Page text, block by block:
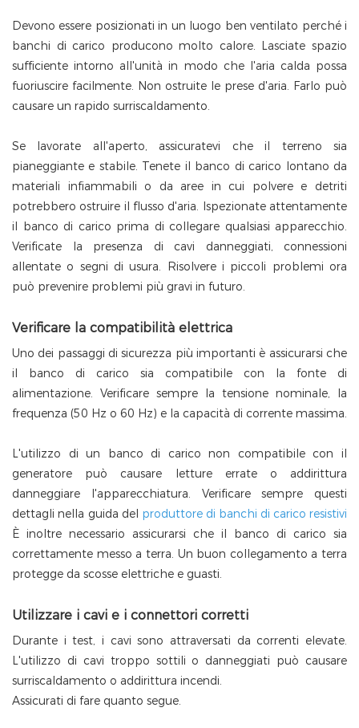
Devono essere posizionati in un luogo ben ventilato perché i
banchi di carico producono molto calore. Lasciate spazio
sufficiente intorno all'unità in modo che l'aria calda possa
fuoriuscire facilmente. Non ostruite le prese d'aria. Farlo può
causare un rapido surriscaldamento.
Se lavorate all'aperto, assicuratevi che il terreno sia
pianeggiante e stabile. Tenete il banco di carico lontano da
materiali infiammabili o da aree in cui polvere e detriti
potrebbero ostruire il flusso d'aria. Ispezionate attentamente
il banco di carico prima di collegare qualsiasi apparecchio.
Verificate la presenza di cavi danneggiati, connessioni
allentate o segni di usura. Risolvere i piccoli problemi ora
può prevenire problemi più gravi in ​​futuro.
Verificare la compatibilità elettrica
Uno dei passaggi di sicurezza più importanti è assicurarsi che
il banco di carico sia compatibile con la fonte di
alimentazione. Verificare sempre la tensione nominale, la
frequenza (50 Hz o 60 Hz) e la capacità di corrente massima.
L'utilizzo di un banco di carico non compatibile con il
generatore può causare letture errate o addirittura
danneggiare l'apparecchiatura. Verificare sempre questi
dettagli nella guida del produttore di banchi di carico resistivi
È inoltre necessario assicurarsi che il banco di carico sia
correttamente messo a terra. Un buon collegamento a terra
protegge da scosse elettriche e guasti.
Utilizzare i cavi e i connettori corretti
Durante i test, i cavi sono attraversati da correnti elevate.
L'utilizzo di cavi troppo sottili o danneggiati può causare
surriscaldamento o addirittura incendi.
Assicurati di fare quanto segue.